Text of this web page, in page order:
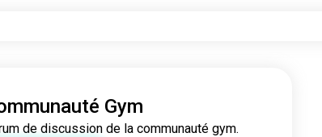
Gym
de discussion de la communauté gym.